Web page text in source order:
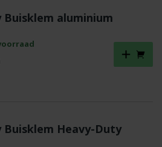
Buisklem aluminium
Buisklem Heavy-Duty